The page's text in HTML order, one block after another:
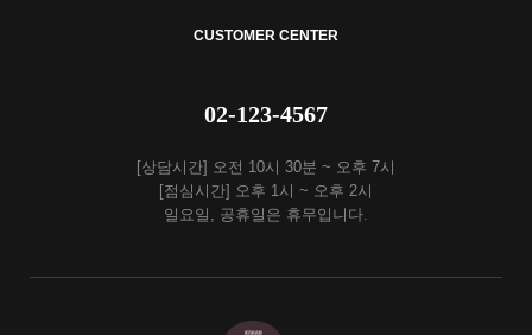
CUSTOMER CENTER
02-123-4567
[상담시간] 오전 10시 30분 ~ 오후 7시
[점심시간] 오후 1시 ~ 오후 2시
일요일, 공휴일은 휴무입니다.